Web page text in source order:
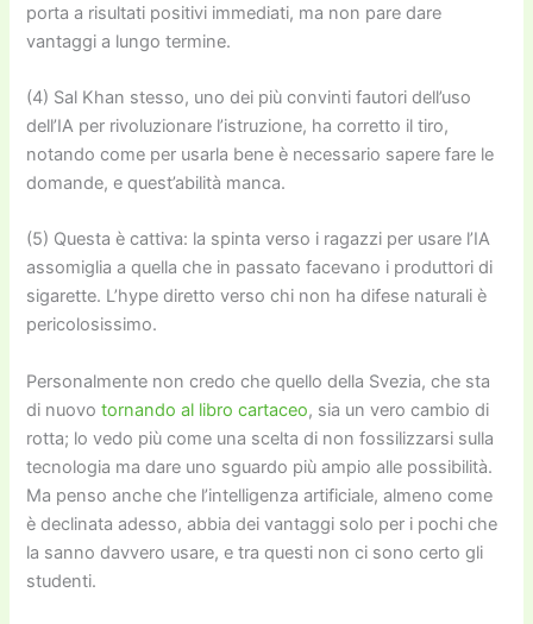
porta a risultati positivi immediati, ma non pare dare
vantaggi a lungo termine.
(4) Sal Khan stesso, uno dei più convinti fautori dell’uso
dell’IA per rivoluzionare l’istruzione, ha corretto il tiro,
notando come per usarla bene è necessario sapere fare le
domande, e quest’abilità manca.
(5) Questa è cattiva: la spinta verso i ragazzi per usare l’IA
assomiglia a quella che in passato facevano i produttori di
sigarette. L’hype diretto verso chi non ha difese naturali è
pericolosissimo.
Personalmente non credo che quello della Svezia, che sta
di nuovotornando al libro cartaceo, sia un vero cambio di
rotta; lo vedo più come una scelta di non fossilizzarsi sulla
tecnologia ma dare uno sguardo più ampio alle possibilità.
Ma penso anche che l’intelligenza artificiale, almeno come
è declinata adesso, abbia dei vantaggi solo per i pochi che
la sanno davvero usare, e tra questi non ci sono certo gli
studenti.